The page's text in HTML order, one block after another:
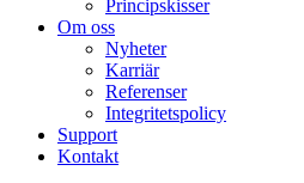
Principskisser
Om oss
Nyheter
Karriär
Referenser
Integritetspolicy
Support
Kontakt